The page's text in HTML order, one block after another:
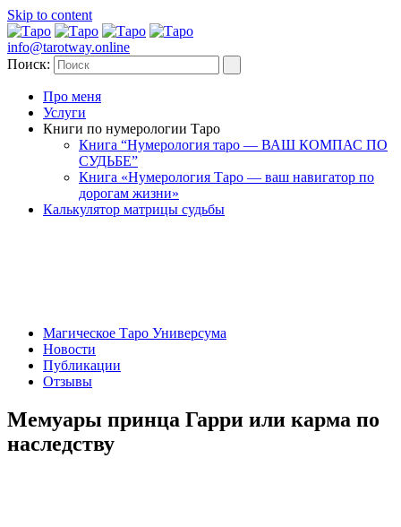
Skip to content
info@tarotway.online
Поиск:
Про меня
Услуги
Книги по нумерологии Таро
Книга “Нумерология таро — ВАШ КОМПАС ПО
СУДЬБЕ”
Книга «Нумерология Таро — ваш навигатор по
дорогам жизни»
Калькулятор матрицы судьбы
Магическое Таро Универсума
Новости
Публикации
Отзывы
Мемуары принца Гарри или карма по
наследству